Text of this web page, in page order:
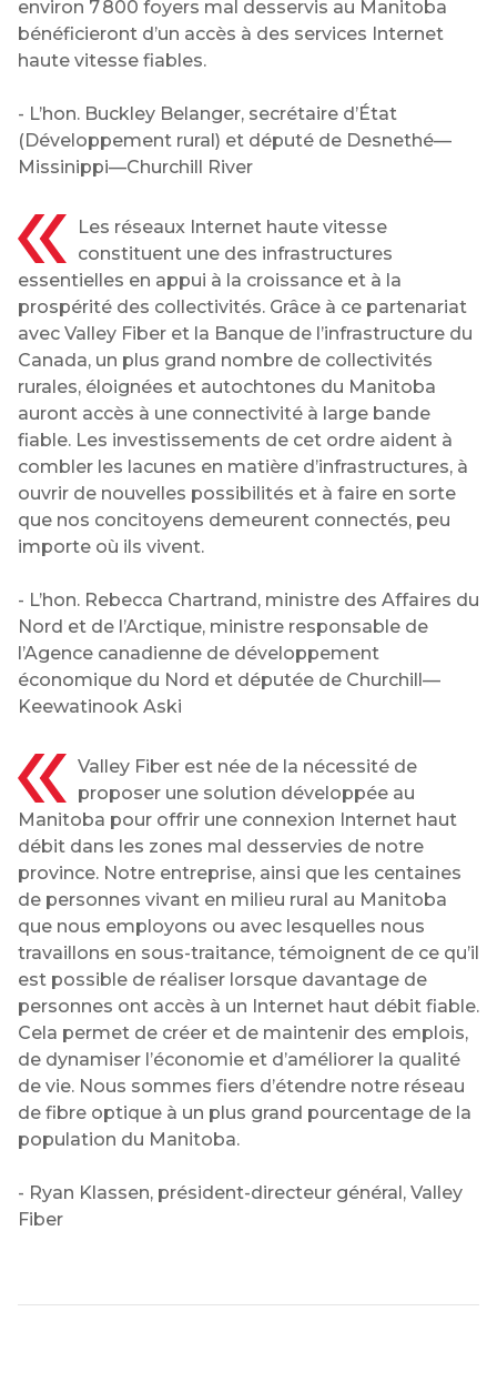
environ 7 800 foyers mal desservis au Manitoba
bénéficieront d’un accès à des services Internet
haute vitesse fiables.
- L’hon. Buckley Belanger, secrétaire d’État
(Développement rural) et député de Desnethé—
Missinippi—Churchill River
Les réseaux Internet haute vitesse
constituent une des infrastructures
essentielles en appui à la croissance et à la
prospérité des collectivités. Grâce à ce partenariat
avec Valley Fiber et la Banque de l’infrastructure du
Canada, un plus grand nombre de collectivités
rurales, éloignées et autochtones du Manitoba
auront accès à une connectivité à large bande
fiable. Les investissements de cet ordre aident à
combler les lacunes en matière d’infrastructures, à
ouvrir de nouvelles possibilités et à faire en sorte
que nos concitoyens demeurent connectés, peu
importe où ils vivent.
- L’hon. Rebecca Chartrand, ministre des Affaires du
Nord et de l’Arctique, ministre responsable de
l’Agence canadienne de développement
économique du Nord et députée de Churchill—
Keewatinook Aski
Valley Fiber est née de la nécessité de
proposer une solution développée au
Manitoba pour offrir une connexion Internet haut
débit dans les zones mal desservies de notre
province. Notre entreprise, ainsi que les centaines
de personnes vivant en milieu rural au Manitoba
que nous employons ou avec lesquelles nous
travaillons en sous-traitance, témoignent de ce qu’il
est possible de réaliser lorsque davantage de
personnes ont accès à un Internet haut débit fiable.
Cela permet de créer et de maintenir des emplois,
de dynamiser l’économie et d’améliorer la qualité
de vie. Nous sommes fiers d’étendre notre réseau
de fibre optique à un plus grand pourcentage de la
population du Manitoba.
- Ryan Klassen, président-directeur général, Valley
Fiber